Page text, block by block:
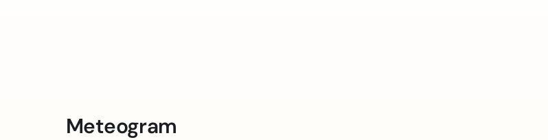
Meteogram